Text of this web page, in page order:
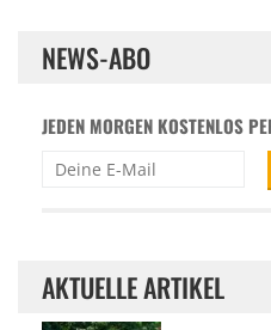
NEWS-ABO
JEDEN MORGEN KOSTENLOS
AKTUELLE ARTIKEL